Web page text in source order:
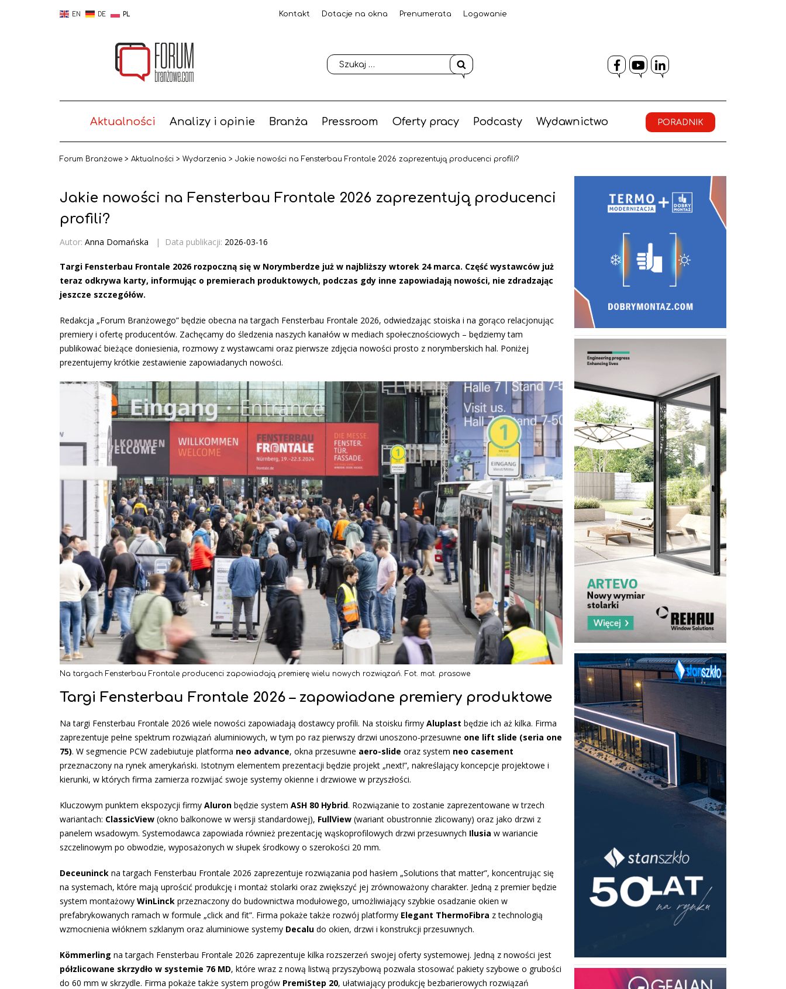
EN DE PL Kontakt Dotacje na okna Prenumerata Logowanie
Facebook
YouTube
LinkedIn
Aktualności Analizy i opinie Branża Pressroom Oferty pracy Podcasty Wydawnictwo PORADNIK
Forum Branżowe > Aktualności > Wydarzenia > Jakie nowości na Fensterbau Frontale 2026 zaprezentują producenci profili?
Jakie nowości na Fensterbau Frontale 2026 zaprezentują producenci
profili?
Autor: Anna Domańska | Data publikacji: 2026-03-16
Targi Fensterbau Frontale 2026 rozpoczną się w Norymberdze już w najbliższy wtorek 24 marca. Część wystawców już
teraz odkrywa karty, informując o premierach produktowych, podczas gdy inne zapowiadają nowości, nie zdradzając
jeszcze szczegółów.
Redakcja „Forum Branżowego” będzie obecna na targach Fensterbau Frontale 2026, odwiedzając stoiska i na gorąco relacjonując
premiery i ofertę producentów. Zachęcamy do śledzenia naszych kanałów w mediach społecznościowych – będziemy tam
publikować bieżące doniesienia, rozmowy z wystawcami oraz pierwsze zdjęcia nowości prosto z norymberskich hal. Poniżej
prezentujemy krótkie zestawienie zapowiadanych nowości.
Na targach Fensterbau Frontale producenci zapowiadają premierę wielu nowych rozwiązań. Fot. mat. prasowe
Targi Fensterbau Frontale 2026 – zapowiadane premiery produktowe
Na targi Fensterbau Frontale 2026 wiele nowości zapowiadają dostawcy profili. Na stoisku firmy Aluplast będzie ich aż kilka. Firma
zaprezentuje pełne spektrum rozwiązań aluminiowych, w tym po raz pierwszy drzwi unoszono-przesuwne one lift slide (seria one
75). W segmencie PCW zadebiutuje platforma neo advance, okna przesuwne aero-slide oraz system neo casement
przeznaczony na rynek amerykański. Istotnym elementem prezentacji będzie projekt „next!”, nakreślający koncepcje projektowe i
kierunki, w których firma zamierza rozwijać swoje systemy okienne i drzwiowe w przyszłości.
Kluczowym punktem ekspozycji firmy Aluron będzie system ASH 80 Hybrid. Rozwiązanie to zostanie zaprezentowane w trzech
wariantach: ClassicView (okno balkonowe w wersji standardowej), FullView (wariant obustronnie zlicowany) oraz jako drzwi z
panelem wsadowym. Systemodawca zapowiada również prezentację wąskoprofilowych drzwi przesuwnych Ilusia w wariancie
szczelinowym po obwodzie, wyposażonych w słupek środkowy o szerokości 20 mm.
Deceuninck na targach Fensterbau Frontale 2026 zaprezentuje rozwiązania pod hasłem „Solutions that matter”, koncentrując się
na systemach, które mają uprościć produkcję i montaż stolarki oraz zwiększyć jej zrównoważony charakter. Jedną z premier będzie
system montażowy WinLinck przeznaczony do budownictwa modułowego, umożliwiający szybkie osadzanie okien w
prefabrykowanych ramach w formule „click and fit”. Firma pokaże także rozwój platformy Elegant ThermoFibra z technologią
wzmocnienia włóknem szklanym oraz aluminiowe systemy Decalu do okien, drzwi i konstrukcji przesuwnych.
Kömmerling na targach Fensterbau Frontale 2026 zaprezentuje kilka rozszerzeń swojej oferty systemowej. Jedną z nowości jest
półzlicowane skrzydło w systemie 76 MD, które wraz z nową listwą przyszybową pozwala stosować pakiety szybowe o grubości
do 60 mm w skrzydle. Firma pokaże także system progów PremiStep 20, ułatwiający produkcję bezbarierowych rozwiązań